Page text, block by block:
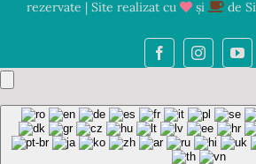
rezervate | Site realizat cu
și de